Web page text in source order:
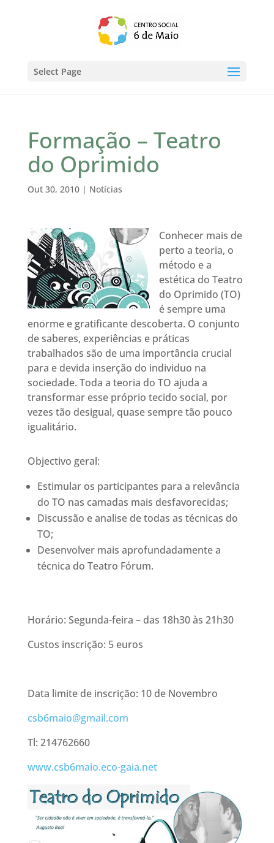
Select Page
Formação – Teatro
do Oprimido
Out 30, 2010| Notícias
Conhecer mais de
perto a teoria, o
método e a
estética do Teatro
do Oprimido (TO)
é sempre uma
enorme e gratificante descoberta. O conjunto
de saberes, experiências e práticas
trabalhados são de uma importância crucial
para e devida inserção do individuo na
sociedade. Toda a teoria do TO ajuda a
transformar esse próprio tecido social, por
vezes tão desigual, quase sempre tão pouco
igualitário.
Objectivo geral:
Estimular os participantes para a relevância
do TO nas camadas mais desfavorecidas;
Discussão e analise de todas as técnicas do
TO;
Desenvolver mais aprofundadamente a
técnica do Teatro Fórum.
Horário: Segunda-feira – das 18h30 às 21h30
Custos inscrição: 5 euros
Data limite de inscrição: 10 de Novembro
csb6maio@gmail.com
Tl: 214762660
www.csb6maio.eco-gaia.net